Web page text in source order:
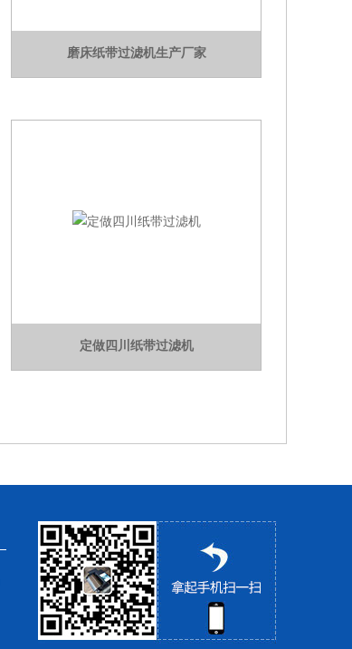
磨床纸带过滤机生产厂家
定做四川纸带过滤机